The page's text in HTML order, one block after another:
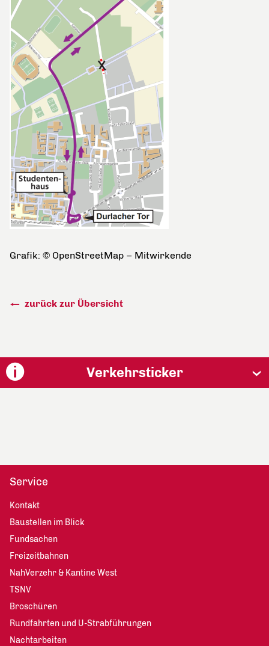
Grafik: © OpenStreetMap – Mitwirkende
zurück zur Übersicht
Verkehrsticker
Service
Kontakt
Baustellen im Blick
Fundsachen
Freizeitbahnen
NahVerzehr & Kantine West
TSNV
Broschüren
Rundfahrten und U-Strabführungen
Nachtarbeiten